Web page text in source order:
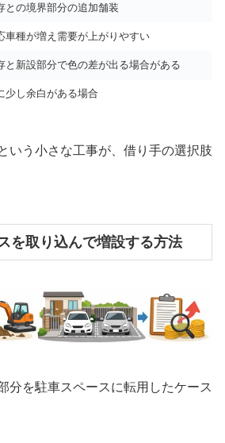
との境界部分の追加舗装
車種が増え需要が上がりやすい
と新設部分で色の差が出る場合がある
少し余白がある場合
いう小さな工事が、借り手の選択肢
を取り込んで増設する方法
分を駐車スペースに転用したケース